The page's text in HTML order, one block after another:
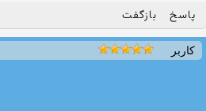
پاسخ بازگفت
کاربر